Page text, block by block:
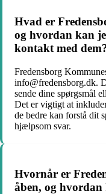
Hvad er
og hvordan kan
kontakt med
Fredensborg
info@fredensborg.dk.
sende dine spørgsmål
Det er vigtigt at
de bedre kan forstå dit
hjælpsom svar.
Hvornår er
åben, og